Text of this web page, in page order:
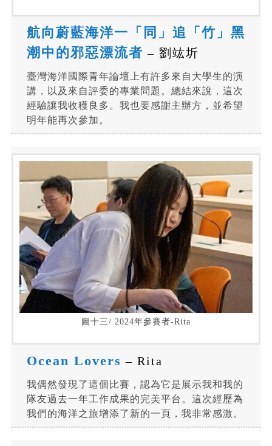
航向蔚藍海洋一「同」追「竹」黑
潮中的邪惡漂流者 – 劉竑圻
臺灣海洋國際青年論壇上有許多來自大學生的演
講，以及來自評委的專業問題。總結來說，這次
經驗讓我收穫良多。我也要感謝主辦方，並希望
明年能再次參加。
圖十三/ 2024年參賽者-Rita
Ocean Lovers – Rita
我偶然發現了這個比賽，認為它是展示我和我的
隊友過去一年工作成果的完美平台。這次經歷為
我們的海洋之旅增添了新的一頁，我非常感激。